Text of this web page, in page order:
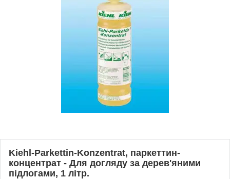
Kiehl-Parkettin-Konzentrat, паркеттин-
концентрат - Для догляду за дерев'яними
підлогами, 1 літр.